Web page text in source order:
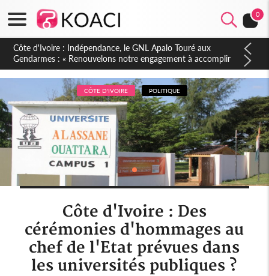
0
Sierra Leone : Un projet de réforme constitutionnelle en
gestation, points clés des amendements, un exclu d'avance
CÔTE D'IVOIRE POLITIQUE
Côte d'Ivoire : Des
cérémonies d'hommages au
chef de l'Etat prévues dans
les universités publiques ?